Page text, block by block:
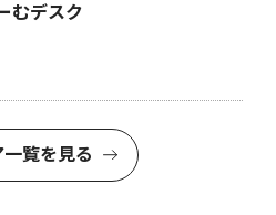
むデスク
覧を見る